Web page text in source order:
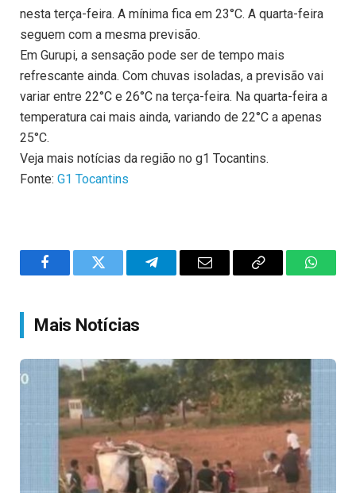
nesta terça-feira. A mínima fica em 23°C. A quarta-feira
seguem com a mesma previsão.
Em Gurupi, a sensação pode ser de tempo mais
refrescante ainda. Com chuvas isoladas, a previsão vai
variar entre 22°C e 26°C na terça-feira. Na quarta-feira a
temperatura cai mais ainda, variando de 22°C a apenas
25°C.
Veja mais notícias da região no g1 Tocantins.
Fonte: G1 Tocantins
FacebookTwitter TelegramEmail
Copy
Mais Notícias